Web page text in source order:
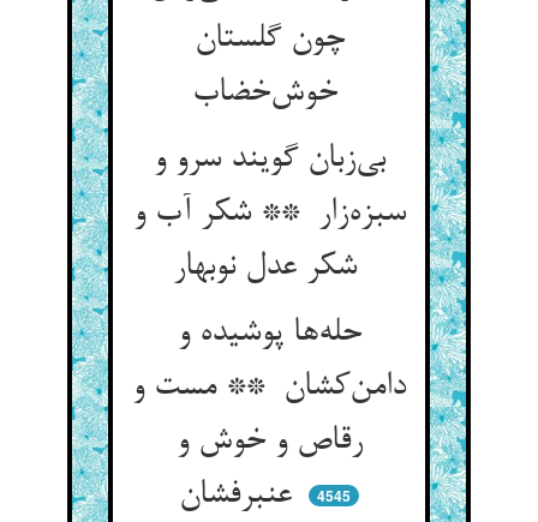
چون گلستان
خوش‌خضاب
بی‌زبان گویند سرو و
سبزه‌زار ** شکر آب و
شکر عدل نوبهار
حله‌ها پوشیده و
دامن‌کشان ** مست و
رقاص و خوش و
4545